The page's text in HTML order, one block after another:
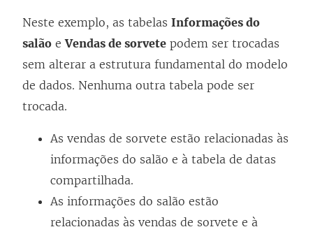
Neste exemplo, as tabelas Informações do
salão eVendas de sorvete podem ser trocadas
sem alterar a estrutura fundamental do modelo
de dados. Nenhuma outra tabela pode ser
trocada.
As vendas de sorvete estão relacionadas às
informações do salão e à tabela de datas
compartilhada.
As informações do salão estão
relacionadas às vendas de sorvete e à